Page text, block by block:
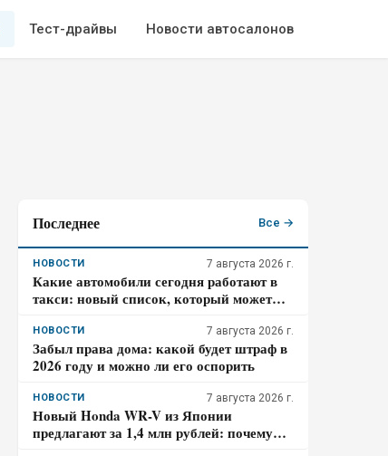
Тест-драйвы Новости автосалонов
Последнее Все →
НОВОСТИ 7 августа 2026 г.
Какие автомобили сегодня работают в
такси: новый список, который может
НОВОСТИ 7 августа 2026 г.
Забыл права дома: какой будет штраф в
2026 году и можно ли его оспорить
НОВОСТИ 7 августа 2026 г.
Новый Honda WR-V из Японии
предлагают за 1,4 млн рублей: почему